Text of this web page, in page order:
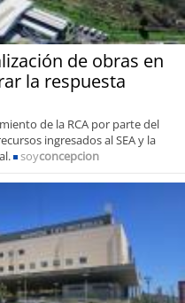
de obras en
la respuesta
de la RCA por parte del
ingresados al SEA y la
soyconcepcion